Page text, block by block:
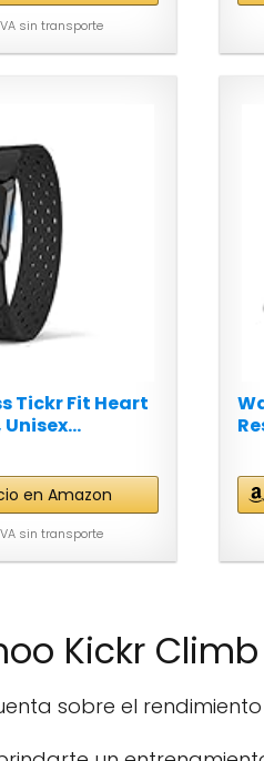
sin transporte
Tickr Fit Heart
en Amazon
sin transporte
Kickr Climb
sobre el